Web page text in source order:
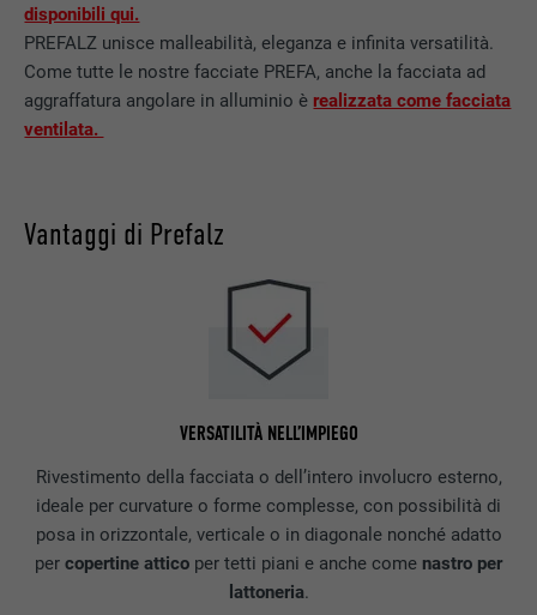
disponibili qui.
PREFALZ unisce malleabilità, eleganza e infinita versatilità.
Come tutte le nostre facciate PREFA, anche la facciata ad
aggraffatura angolare in alluminio è realizzata come facciata
ventilata.
Vantaggi di Prefalz
VERSATILITÀ NELL’IMPIEGO
Rivestimento della facciata o dell’intero involucro esterno,
ideale per curvature o forme complesse, con possibilità di
posa in orizzontale, verticale o in diagonale nonché adatto
per copertine attico per tetti piani e anche come nastro per
lattoneria.